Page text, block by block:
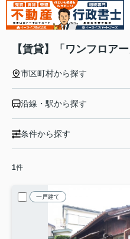
【賃貸】「ワンフロア
市区町村から探す
沿線・駅から探す
条件から探す
1件
一戸建て